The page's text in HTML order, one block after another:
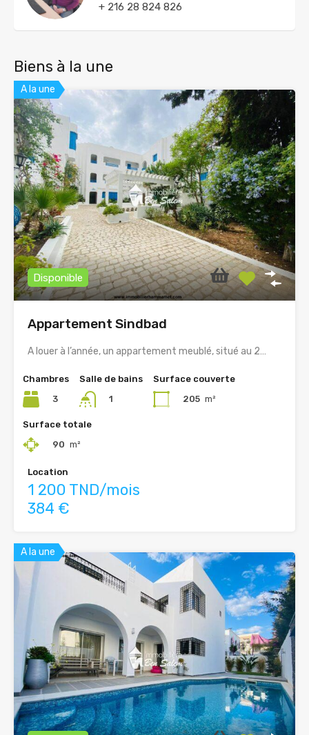
+ 216 28 824 826
Biens à la une
A la une
Disponible
Appartement Sindbad
A louer à l’année, un appartement meublé, situé au 2…
Chambres
3
Salle de bains
1
Surface couverte
205 m²
Surface totale
90 m²
Location
1 200 TND/mois
384 €
A la une